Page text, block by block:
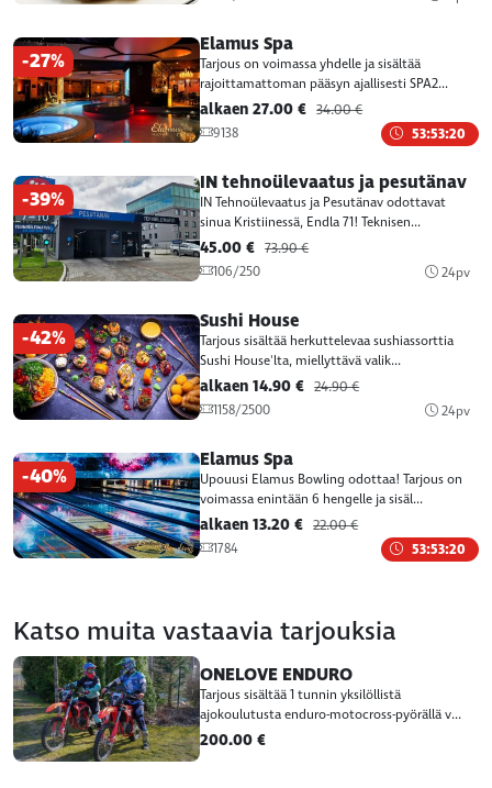
-27%
Elamus Spa
Tarjous on voimassa yhdelle ja sisältää
rajoittamattoman pääsyn ajallisesti SPA2...
alkaen 27.00 € 34.00 €
9138
53:53:20
-39%
IN tehnoülevaatus ja pesutänav
IN Tehnoülevaatus ja Pesutänav odottavat
sinua Kristiinessä, Endla 71! Teknisen...
45.00 € 73.90 €
106/250
24pv
-42%
Sushi House
Tarjous sisältää herkuttelevaa sushiassorttia
Sushi House'lta, miellyttävä valik...
alkaen 14.90 € 24.90 €
1158/2500
24pv
-40%
Elamus Spa
Upouusi Elamus Bowling odottaa! Tarjous on
voimassa enintään 6 hengelle ja sisäl...
alkaen 13.20 € 22.00 €
1784
53:53:20
Katso muita vastaavia tarjouksia
ONELOVE ENDURO
Tarjous sisältää 1 tunnin yksilöllistä
ajokoulutusta enduro-motocross-pyörällä v...
200.00 €